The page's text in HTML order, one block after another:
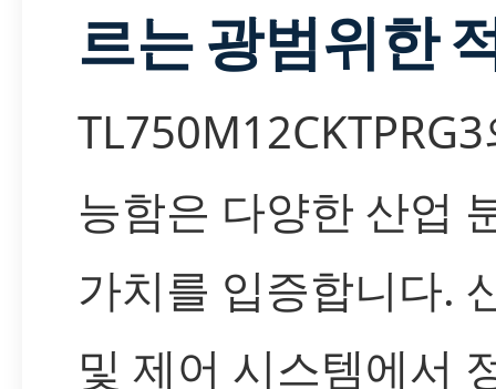
르는 광범위한
능함은 다양한 산업
가치를 입증합니다.
및 제어 시스템에서